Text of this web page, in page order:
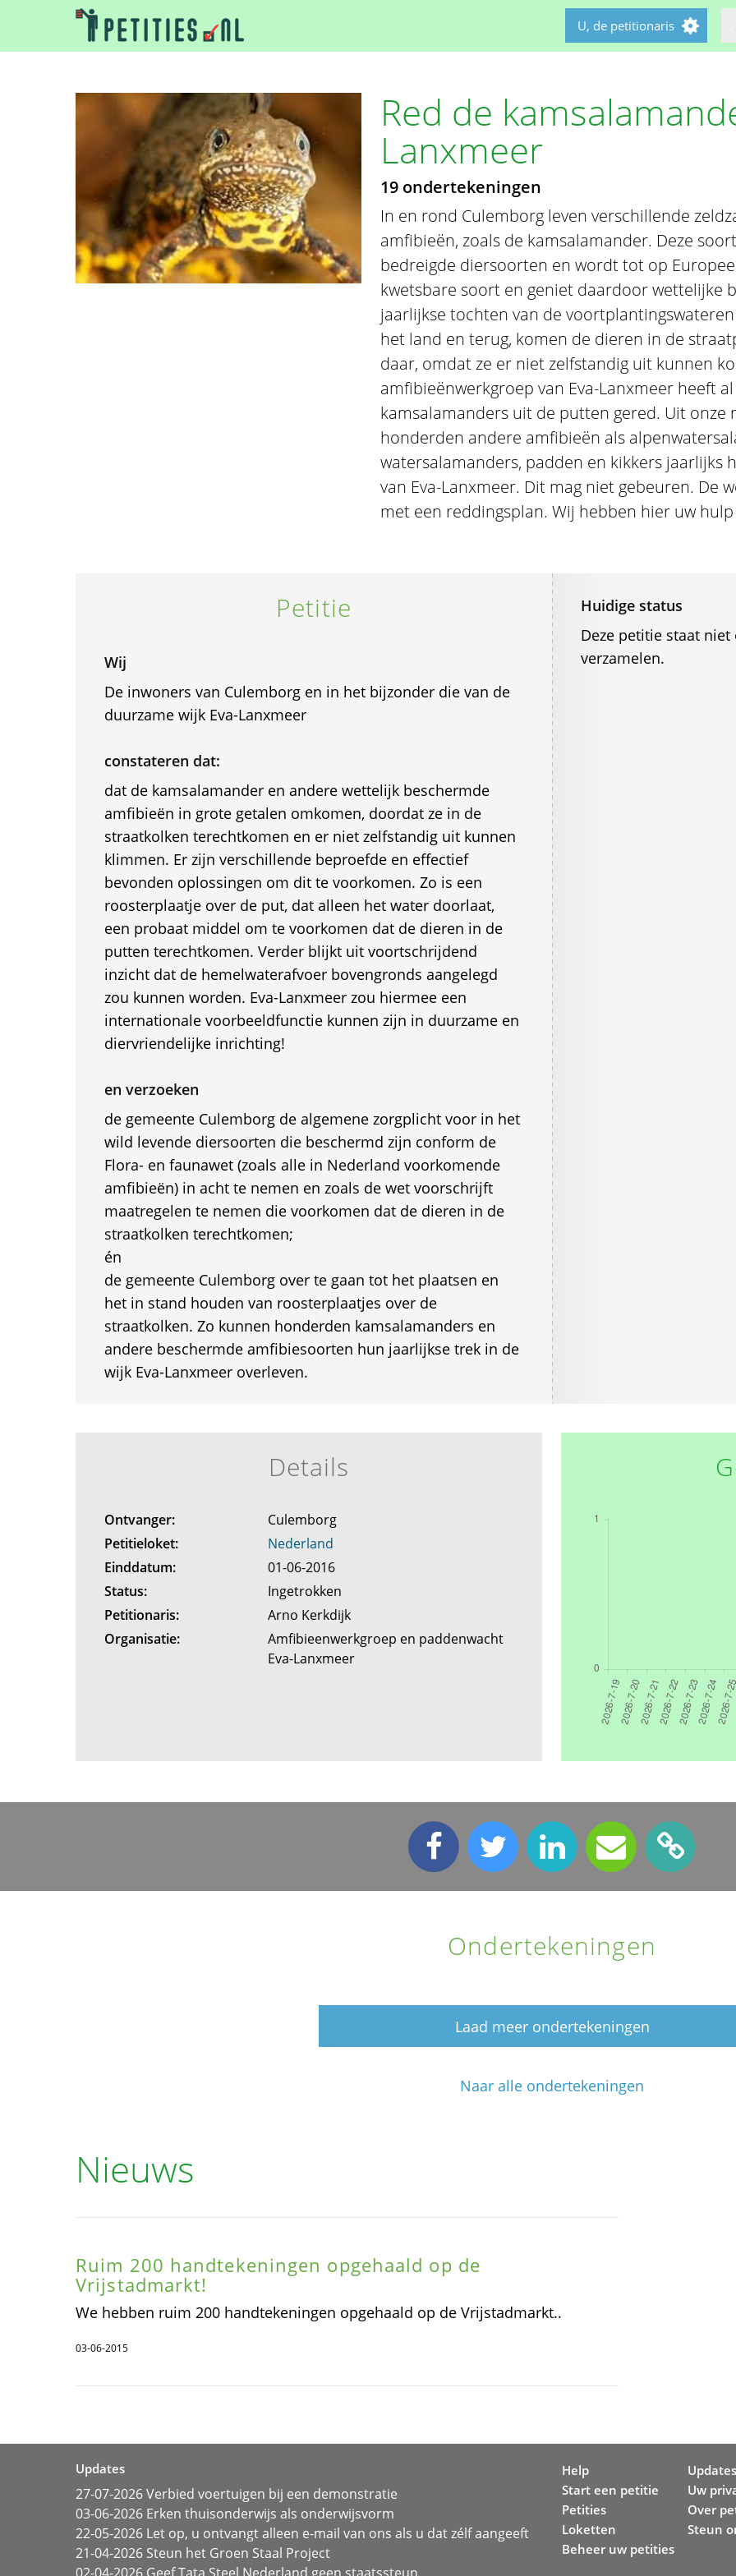
U, de petitionaris
Red de
Lanxmeer
19 ondertekeningen
In en rond Culemborg leven verschillende
amfibieën, zoals de kamsalamander. Deze
bedreigde diersoorten en wordt tot op
kwetsbare soort en geniet daardoor wettelijke
jaarlijkse tochten van de
het land en terug, komen de dieren in de
daar, omdat ze er niet zelfstandig uit kunnen
amfibieënwerkgroep van Eva-Lanxmeer heeft
kamsalamanders uit de putten gered. Uit
honderden andere amfibieën als
watersalamanders, padden en kikkers jaarlijks
van Eva-Lanxmeer. Dit mag niet gebeuren. De
met een reddingsplan. Wij hebben hier uw
Petitie
Wij
De inwoners van Culemborg en in het bijzonder die van de
duurzame wijk Eva-Lanxmeer
constateren dat:
dat de kamsalamander en andere wettelijk beschermde
amfibieën in grote getalen omkomen, doordat ze in de
straatkolken terechtkomen en er niet zelfstandig uit kunnen
klimmen. Er zijn verschillende beproefde en effectief
bevonden oplossingen om dit te voorkomen. Zo is een
roosterplaatje over de put, dat alleen het water doorlaat,
een probaat middel om te voorkomen dat de dieren in de
putten terechtkomen. Verder blijkt uit voortschrijdend
inzicht dat de hemelwaterafvoer bovengronds aangelegd
zou kunnen worden. Eva-Lanxmeer zou hiermee een
internationale voorbeeldfunctie kunnen zijn in duurzame en
diervriendelijke inrichting!
en verzoeken
de gemeente Culemborg de algemene zorgplicht voor in het
wild levende diersoorten die beschermd zijn conform de
Flora- en faunawet (zoals alle in Nederland voorkomende
amfibieën) in acht te nemen en zoals de wet voorschrijft
maatregelen te nemen die voorkomen dat de dieren in de
straatkolken terechtkomen;
én
de gemeente Culemborg over te gaan tot het plaatsen en
het in stand houden van roosterplaatjes over de
straatkolken. Zo kunnen honderden kamsalamanders en
andere beschermde amfibiesoorten hun jaarlijkse trek in de
wijk Eva-Lanxmeer overleven.
Huidige status
Deze petitie staat
verzamelen.
Details
Ontvanger:
Culemborg
Petitieloket:
Nederland
Einddatum:
01-06-2016
Status:
Ingetrokken
Petitionaris:
Arno Kerkdijk
Organisatie:
Amfibieenwerkgroep en paddenwacht
Eva-Lanxmeer
Ondertekeningen
Laad meer ondertekeningen
Naar alle ondertekeningen
Nieuws
Ruim 200 handtekeningen opgehaald op de
Vrijstadmarkt!
We hebben ruim 200 handtekeningen opgehaald op de Vrijstadmarkt..
03-06-2015
Updates
27-07-2026 Verbied voertuigen bij een demonstratie
03-06-2026 Erken thuisonderwijs als onderwijsvorm
22-05-2026 Let op, u ontvangt alleen e-mail van ons als u dat zélf aangeeft
21-04-2026 Steun het Groen Staal Project
Help
Start een petitie
Petities
Loketten
Beheer uw petities
Updates
Uw
Over
Steun